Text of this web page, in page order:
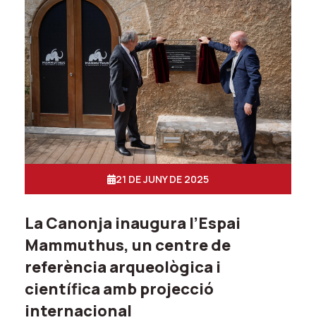
21 DE JUNY DE 2025
La Canonja inaugura l’Espai
Mammuthus, un centre de
referència arqueològica i
científica amb projecció
internacional